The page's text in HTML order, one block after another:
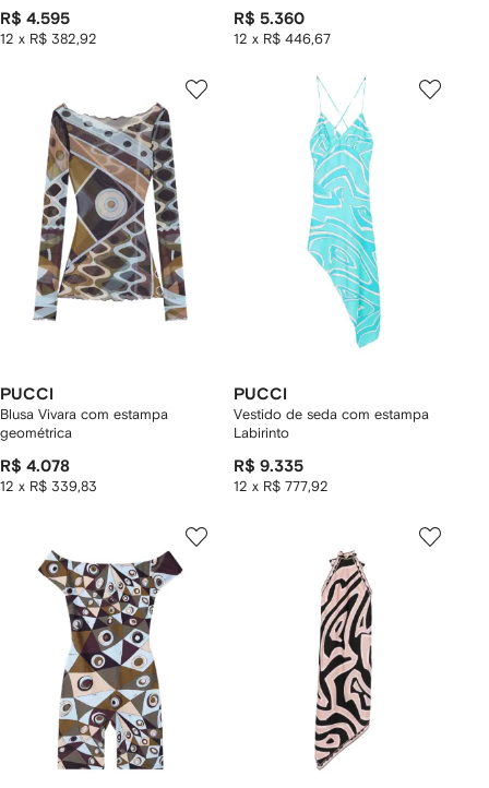
R$ 4.595
12 x R$ 382,92
R$ 5.360
12 x R$ 446,67
PUCCI
Blusa Vivara com estampa
geométrica
R$ 4.078
12 x R$ 339,83
PUCCI
Vestido de seda com estampa
Labirinto
R$ 9.335
12 x R$ 777,92